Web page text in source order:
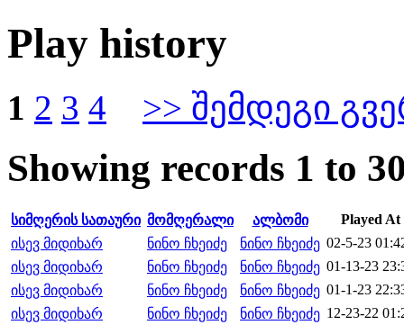
Play history
1 2 3 4 >> შემდეგი
Showing records 1 to
სიმღერის სათაური მომღერალი ალბომი
Played At
ისევ მიდიხარ
ნინო ჩხეიძე ნინო ჩხეიძე 02-5-23
ისევ მიდიხარ
ნინო ჩხეიძე ნინო ჩხეიძე 01-13-23
ისევ მიდიხარ
ნინო ჩხეიძე ნინო ჩხეიძე 01-1-23
ისევ მიდიხარ
ნინო ჩხეიძე ნინო ჩხეიძე 12-23-22